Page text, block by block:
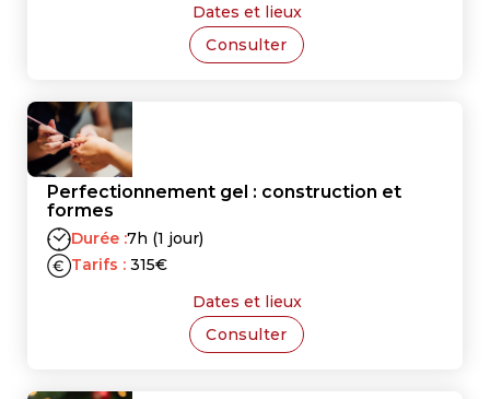
Dates et lieux
Consulter
Perfectionnement gel : construction et
formes
Durée :7h (1 jour)
Tarifs : 315€
Dates et lieux
Consulter